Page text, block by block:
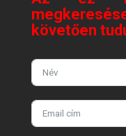
követően